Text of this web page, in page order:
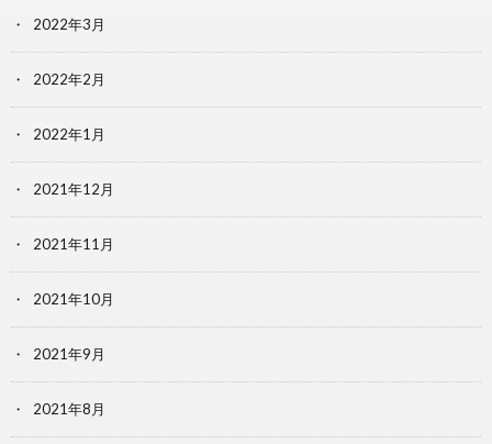
2022年3月
2022年2月
2022年1月
2021年12月
2021年11月
2021年10月
2021年9月
2021年8月